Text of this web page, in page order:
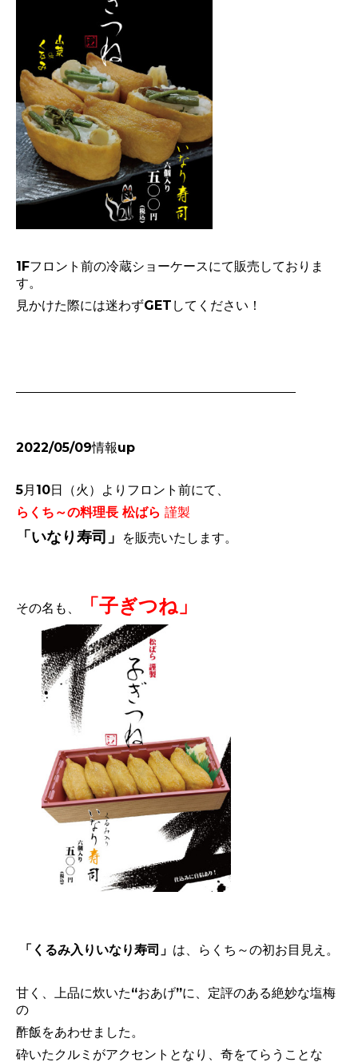
1Fフロント前の冷蔵ショーケースにて販売しておりま
す。
見かけた際には迷わずGETしてください！
2022/05/09情報up
5月10日（火）よりフロント前にて、
らくち～の料理長 松ばら 謹製
「いなり寿司」 を販売いたします。
その名も、 「子ぎつね」
「くるみ入りいなり寿司」 は、らくち～の初お目見え。
甘く、上品に炊いた“おあげ”に、定評のある絶妙な塩梅
の
酢飯をあわせました。
砕いたクルミがアクセントとなり、 奇をてらうことな